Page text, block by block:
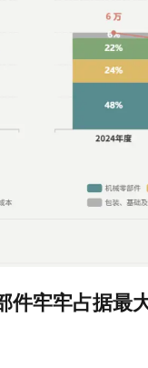
件牢牢占据最